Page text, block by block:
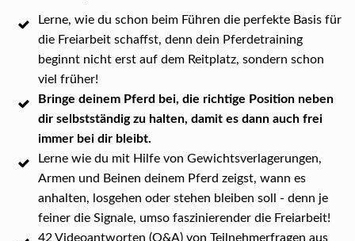
Lerne, wie du schon beim Führen die perfekte Basis für
die Freiarbeit schaffst, denn dein Pferdetraining
beginnt nicht erst auf dem Reitplatz, sondern schon
viel früher!
Bringe deinem Pferd bei, die richtige Position neben
dir selbstständig zu halten, damit es dann auch frei
immer bei dir bleibt.
Lerne wie du mit Hilfe von Gewichtsverlagerungen,
Armen und Beinen deinem Pferd zeigst, wann es
anhalten, losgehen oder stehen bleiben soll - denn je
feiner die Signale, umso faszinierender die Freiarbeit!
42 Videoantworten (Q&A) von Teilnehmerfragen aus